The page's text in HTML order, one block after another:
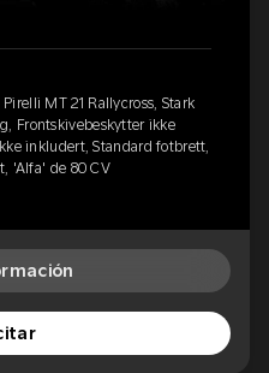
MT 21 Rallycross, Stark
Frontskivebeskytter ikke
inkludert, Standard fotbrett,
'Alfa' de 80 CV